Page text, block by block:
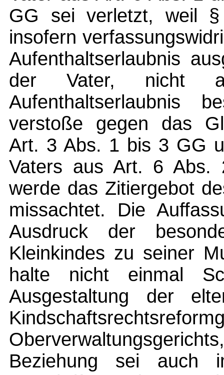
GG sei verletzt, weil
insofern
Aufenthaltserlaubnis
der Vater, nicht
Aufenthaltserlaubnis
verstoße gegen das
Art. 3 Abs. 1 bis 3 GG
Vaters aus Art. 6
werde das Zitiergebot
missachtet. Die
Ausdruck der
Kleinkindes zu seiner
halte nicht einmal
Ausgestaltung der
Beziehung sei auch